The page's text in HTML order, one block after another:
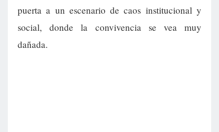
puerta a un escenario de caos institucional y
social, donde la convivencia se vea muy
dañada.